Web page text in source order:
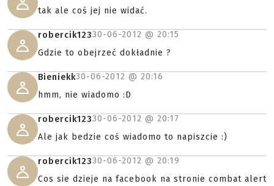
tak ale coś jej nie widać.
robercik12330-06-2012 @ 20:15
Gdzie to obejrzeć dokładnie ?
Bieniekk30-06-2012 @ 20:16
hmm, nie wiadomo :D
robercik12330-06-2012 @ 20:17
Ale jak bedzie coś wiadomo to napiszcie :)
robercik12330-06-2012 @ 20:19
Cos sie dzieje na facebook na stronie combat alert